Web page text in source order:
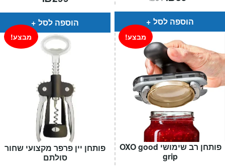
מתכונים שלכם
עגלת קניות
תשלום
הוספה לסל
היה:
₪64.
הוא:
הוספה לסל
‫פותחן יין פרפר מקצועי שחור
סולתם
מבצע!
פותחן רב שימושי OXO good
grip
מבצע!